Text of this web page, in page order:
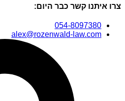
צרו איתנו קשר כבר היום:
054-8097380
alex@rozenwald-law.com